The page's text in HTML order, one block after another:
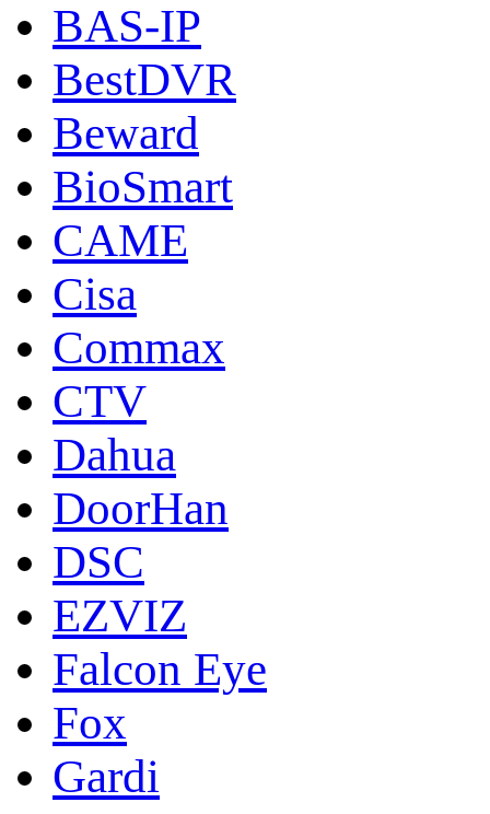
BAS-IP
BestDVR
Beward
BioSmart
CAME
Cisa
Commax
CTV
Dahua
DoorНan
DSC
EZVIZ
Falcon Eye
Fox
Gardi